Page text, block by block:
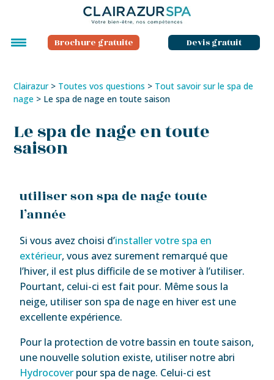
Brochure gratuite Devis gratuit
Clairazur> Toutes vos questions > Tout savoir sur le spa de
nage > Le spa de nage en toute saison
Le spa de nage en toute
saison
utiliser son spa de nage toute
l’année
Si vous avez choisi d’installer votre spa en
extérieur, vous avez surement remarqué que
l’hiver, il est plus difficile de se motiver à l’utiliser.
Pourtant, celui-ci est fait pour. Même sous la
neige, utiliser son spa de nage en hiver est une
excellente expérience.
Pour la protection de votre bassin en toute saison,
une nouvelle solution existe, utiliser notre abri
Hydrocover pour spa de nage. Celui-ci est